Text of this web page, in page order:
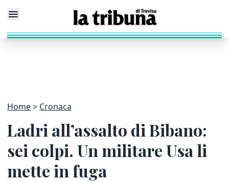
Home Cronaca
Ladri all’assalto di Bibano:
sei colpi. Un militare Usa li
mette in fuga